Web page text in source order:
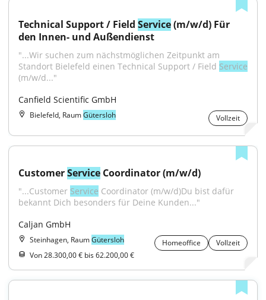
Technical Support / Field Service (m/w/d) Für
den Innen- und Außendienst
"...Wir suchen zum nächstmöglichen Zeitpunkt am
Standort Bielefeld einen Technical Support / Field Service
(m/w/d..."
Canfield Scientific GmbH
Bielefeld, RaumGütersloh Vollzeit
Customer Service Coordinator (m/w/d)
"...Customer Service Coordinator (m/w/d)Du bist dafür
bekannt Dich besonders für Deine Kunden..."
Caljan GmbH
Steinhagen, RaumGütersloh Homeoffice
Vollzeit
Von 28.300,00 € bis 62.200,00 €